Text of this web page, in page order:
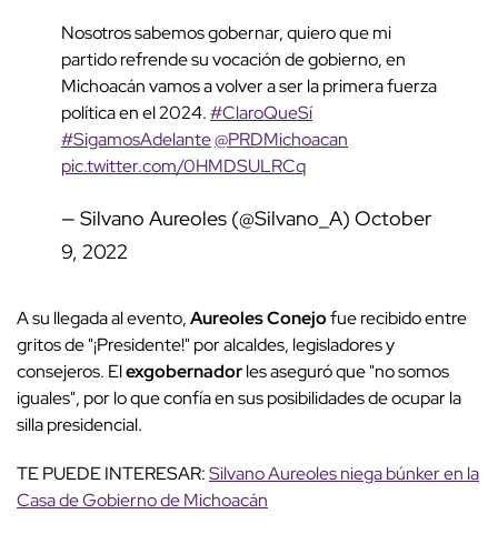
Nosotros sabemos gobernar, quiero que mi
partido refrende su vocación de gobierno, en
Michoacán vamos a volver a ser la primera fuerza
política en el 2024.#ClaroQueSí
#SigamosAdelante@PRDMichoacan
pic.twitter.com/0HMDSULRCq
— Silvano Aureoles (@Silvano_A) October
9, 2022
A su llegada al evento,Aureoles Conejofue recibido entre
gritos de "¡Presidente!" por alcaldes, legisladores y
consejeros. Elexgobernadorles aseguró que "no somos
iguales", por lo que confía en sus posibilidades de ocupar la
silla presidencial.
TE PUEDE INTERESAR:Silvano Aureoles niega búnker en la
Casa de Gobierno de Michoacán